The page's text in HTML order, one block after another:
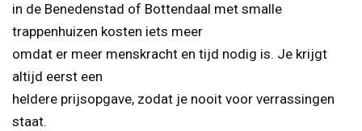
in de Benedenstad of Bottendaal met smalle
trappenhuizen kosten iets meer
omdat er meer menskracht en tijd nodig is. Je krijgt
altijd eerst een
heldere prijsopgave, zodat je nooit voor verrassingen
staat.